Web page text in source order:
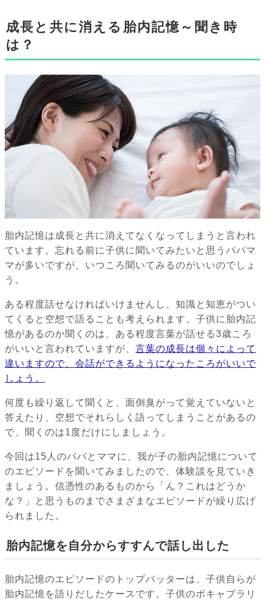
成長と共に消える胎内記憶～聞き時
は？
胎内記憶は成長と共に消えてなくなってしまうと言われ
ています。忘れる前に子供に聞いてみたいと思うパパマ
マが多いですが、いつころ聞いてみるのがいいのでしょ
う。
ある程度話せなければいけませんし、知識と知恵がつい
てくると空想で語ることも考えられます。子供に胎内記
憶があるのか聞くのは、ある程度言葉が話せる3歳ころ
がいいと言われていますが、 言葉の成長は個々によって
違いますので、会話ができるようになったころがいいで
しょう。
何度も繰り返して聞くと、面倒臭がって覚えていないと
答えたり、空想でそれらしく語ってしまうことがあるの
で、聞くのは1度だけにしましょう。
今回は15人のパパとママに、我が子の胎内記憶について
のエピソードを聞いてみましたので、体験談を見ていき
ましょう。信憑性のあるものから「ん？これはどうか
な？」と思うものまでさまざまなエピソードが繰り広げ
られました。
胎内記憶を自分からすすんで話し出した
胎内記憶のエピソードのトップバッターは、子供自らが
胎内記憶を語りだしたケースです。子供のボキャブラリ